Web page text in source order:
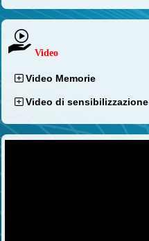
Video
Video Memorie
Video di sensibilizzazione